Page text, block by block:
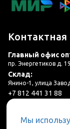
Главный офис
пр. Энергетиков д.
Склад:
Янино-1, улица
+7 812 441 31 88
plitka@lincer.ru
Мы